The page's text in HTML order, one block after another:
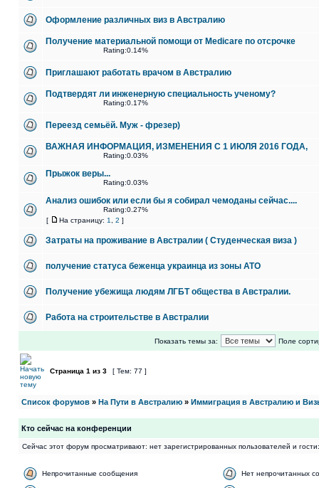
Оформление различных виз в Австралию
Получение материальной помощи от Medicare по отсрочке
Rating:0.14%
Приглашают работать врачом в Австралию
Подтвердят ли инженерную специальность ученому?
Rating:0.17%
Переезд семьёй. Муж - фрезер)
ВАЖНАЯ ИНФОРМАЦИЯ, ИЗМЕНЕНИЯ С 1 ИЮЛЯ 2016 ГОДА,
Rating:0.03%
Прыжок веры...
Rating:0.03%
Анализ ошибок или если бы я собирал чемоданы сейчас....
Rating:0.27%
[
На страницу: 1 2 ]
Затраты на проживание в Австралии ( Студенческая виза )
получение статуса беженца украинца из зоны АТО
Получение убежища людям ЛГБТ общества в Австралии.
Работа на строительстве в Австралии
Показать темы за: Поле
Страница 1 из 3 [ Тем: 77 ]
Список форумов » На Пути в Австралию » Иммиграция в Австралию и
Кто сейчас на конференции
Сейчас этот форум просматривают: нет зарегистрированных пользователей и
Непрочитанные сообщения Нет непрочитанных